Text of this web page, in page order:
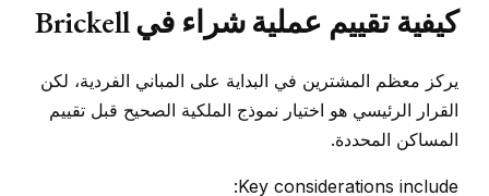
كيفية تقييم عملية شراء في Brickell
يركز معظم المشترين في البداية على المباني الفردية، لكن
القرار الرئيسي هو اختيار نموذج الملكية الصحيح قبل تقييم
المساكن المحددة.
Key considerations include: